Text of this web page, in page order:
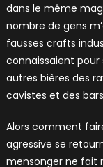
dans le même
nombre de gens
fausses crafts
connaissaient pour
autres bières des
cavistes et des
Alors comment
agressive se
mensonger ne fait